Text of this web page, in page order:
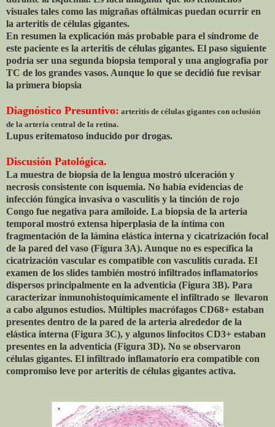
visuales tales como las migrañas oftálmicas puedan ocurrir en
la arteritis de células gigantes.
En resumen la explicación más probable para el síndrome de
este paciente es la arteritis de células gigantes. El paso siguiente
podría ser una segunda biopsia temporal y una angiografía por
TC de los grandes vasos. Aunque lo que se decidió fue revisar
la primera biopsia
Diagnóstico Presuntivo: arteritis de células gigantes con oclusión
de la arteria central de la retina.
Lupus eritematoso inducido por drogas.
Discusión Patológica.
La muestra de biopsia de la lengua mostró ulceración y
necrosis consistente con isquemia. No había evidencias de
infección fúngica invasiva o vasculitis y la tinción de rojo
Congo fue negativa para amiloide. La biopsia de la arteria
temporal mostró extensa hiperplasia de la íntima con
fragmentación de la lámina elástica interna y cicatrización focal
de la pared del vaso (Figura 3A). Aunque no es específica la
cicatrización vascular es compatible con vasculitis curada. El
examen de los slides también mostró infiltrados inflamatorios
dispersos principalmente en la adventicia (Figura 3B). Para
caracterizar inmunohistoquímicamente el infiltrado se llevaron
a cabo algunos estudios. Múltiples macrófagos CD68+ estaban
presentes dentro de la pared de la arteria alrededor de la
elástica interna (Figura 3C), y algunos linfocitos CD3+ estaban
presentes en la adventicia (Figura 3D). No se observaron
células gigantes. El infiltrado inflamatorio era compatible con
compromiso leve por arteritis de células gigantes activa.